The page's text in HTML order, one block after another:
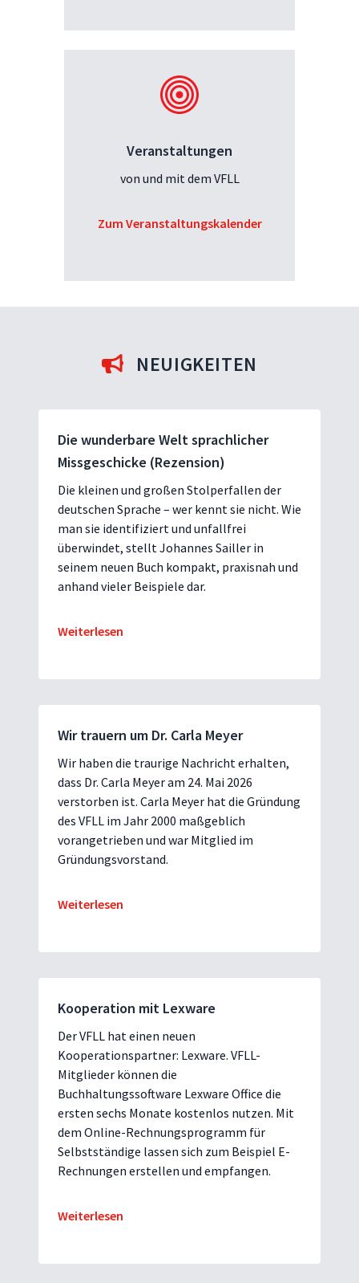
Veranstaltungen
von und mit dem VFLL
Zum Veranstaltungskalender
NEUIGKEITEN
Die wunderbare Welt sprachlicher
Missgeschicke (Rezension)
Die kleinen und großen Stolperfallen der
deutschen Sprache – wer kennt sie nicht. Wie
man sie identifiziert und unfallfrei
überwindet, stellt Johannes Sailler in
seinem neuen Buch kompakt, praxisnah und
anhand vieler Beispiele dar.
Weiterlesen
Wir trauern um Dr. Carla Meyer
Wir haben die traurige Nachricht erhalten,
dass Dr. Carla Meyer am 24. Mai 2026
verstorben ist. Carla Meyer hat die Gründung
des VFLL im Jahr 2000 maßgeblich
vorangetrieben und war Mitglied im
Gründungsvorstand.
Weiterlesen
Kooperation mit Lexware
Der VFLL hat einen neuen
Kooperationspartner: Lexware. VFLL-
Mitglieder können die
Buchhaltungssoftware Lexware Office die
ersten sechs Monate kostenlos nutzen. Mit
dem Online-Rechnungsprogramm für
Selbstständige lassen sich zum Beispiel E-
Rechnungen erstellen und empfangen.
Weiterlesen